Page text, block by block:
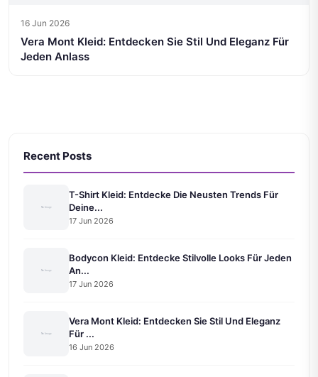
16 Jun 2026
Vera Mont Kleid: Entdecken Sie Stil Und Eleganz Für
Jeden Anlass
Recent Posts
T-Shirt Kleid: Entdecke Die Neusten Trends Für
Deine...
17 Jun 2026
Bodycon Kleid: Entdecke Stilvolle Looks Für Jeden
An...
17 Jun 2026
Vera Mont Kleid: Entdecken Sie Stil Und Eleganz
Für ...
16 Jun 2026